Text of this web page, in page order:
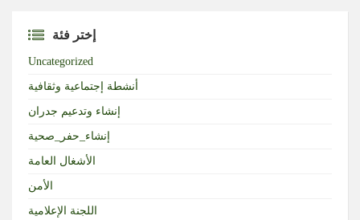
إختر فئة
Uncategorized
أنشطة إجتماعية وثقافية
إنشاء وتدعيم جدران
إنشاء_حفر_صحية
الأشغال العامة
الأمن
اللجنة الإعلامية